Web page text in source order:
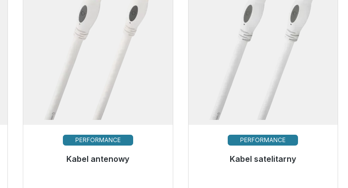
PERFORMANCE
Kabel antenowy
PERFORMANCE
Kabel satelitarny